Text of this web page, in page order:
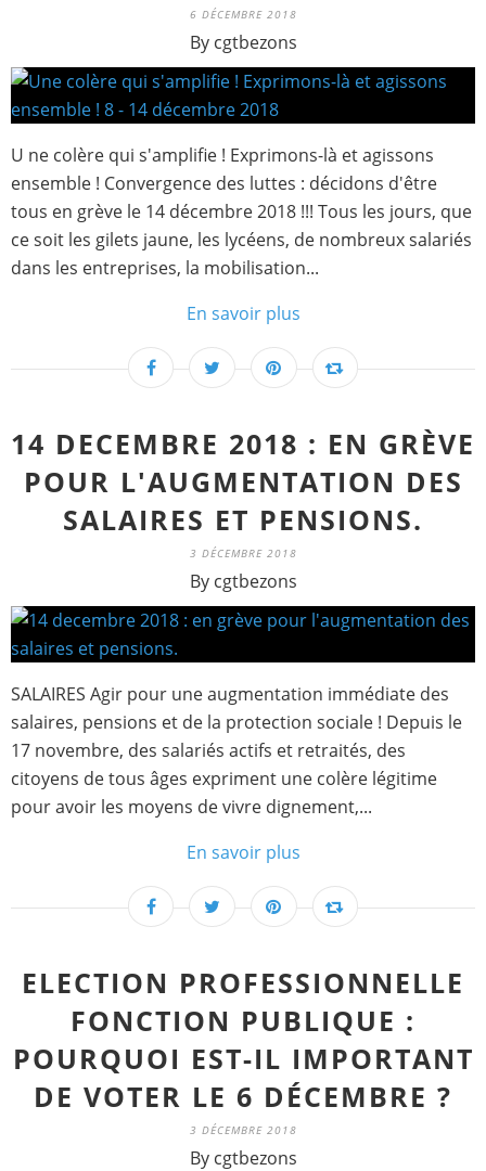
6 DÉCEMBRE 2018
By cgtbezons
U ne colère qui s'amplifie ! Exprimons-là et agissons
ensemble ! Convergence des luttes : décidons d'être
tous en grève le 14 décembre 2018 !!! Tous les jours, que
ce soit les gilets jaune, les lycéens, de nombreux salariés
dans les entreprises, la mobilisation...
En savoir plus
14 DECEMBRE 2018 : EN GRÈVE
POUR L'AUGMENTATION DES
SALAIRES ET PENSIONS.
3 DÉCEMBRE 2018
By cgtbezons
SALAIRES Agir pour une augmentation immédiate des
salaires, pensions et de la protection sociale ! Depuis le
17 novembre, des salariés actifs et retraités, des
citoyens de tous âges expriment une colère légitime
pour avoir les moyens de vivre dignement,...
En savoir plus
ELECTION PROFESSIONNELLE
FONCTION PUBLIQUE :
POURQUOI EST-IL IMPORTANT
DE VOTER LE 6 DÉCEMBRE ?
3 DÉCEMBRE 2018
By cgtbezons